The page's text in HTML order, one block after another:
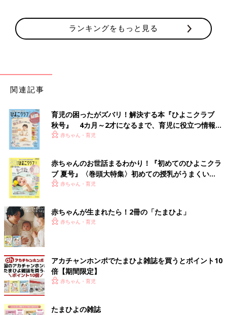
ランキングをもっと見る
関連記事
育児の困ったがズバリ！解決する本『ひよこクラブ
秋号』 4カ月～2才になるまで、育児に役立つ情報が
いっぱい！
赤ちゃん・育児
赤ちゃんのお世話まるわかり！『初めてのひよこクラ
ブ 夏号』〈巻頭大特集〉初めての授乳がうまくい
く！ おっぱい・ミルクの基本と夏のトラブル 解決テ
赤ちゃん・育児
赤ちゃんが生まれたら！2冊の「たまひよ」
赤ちゃん・育児
アカチャンホンポでたまひよ雑誌を買うとポイント10
倍【期間限定】
赤ちゃん・育児
たまひよの雑誌